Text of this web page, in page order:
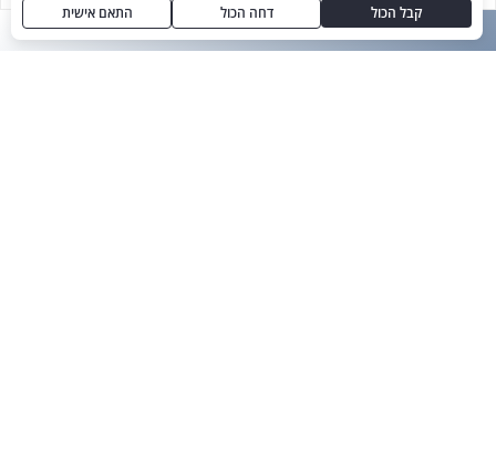
קבל הכול דחה הכול התאם אישית